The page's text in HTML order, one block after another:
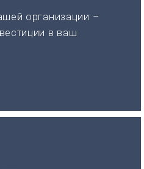
организации –
в ваш